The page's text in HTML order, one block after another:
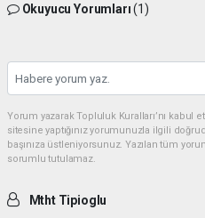
Okuyucu Yorumları(1)
Yorum yazarak Topluluk Kuralları’nı
sitesine yaptığınız yorumunuzla ilgili
başınıza üstleniyorsunuz. Yazılan tüm
sorumlu tutulamaz.
Mtht Tipioglu